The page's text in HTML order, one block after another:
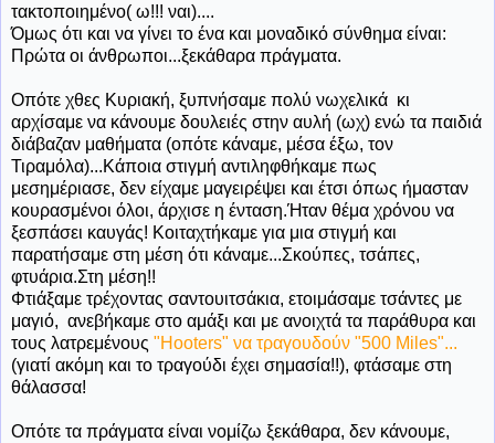
τακτοποιημένο( ω!!! ναι)....
Όμως ότι και να γίνει το ένα και μοναδικό σύνθημα είναι:
Πρώτα οι άνθρωποι...ξεκάθαρα πράγματα.
Οπότε χθες Κυριακή, ξυπνήσαμε πολύ νωχελικά κι
αρχίσαμε να κάνουμε δουλειές στην αυλή (ωχ) ενώ τα παιδιά
διάβαζαν μαθήματα (οπότε κάναμε, μέσα έξω, τον
Τιραμόλα)...Κάποια στιγμή αντιληφθήκαμε πως
μεσημέριασε, δεν είχαμε μαγειρέψει και έτσι όπως ήμασταν
κουρασμένοι όλοι, άρχισε η ένταση.Ήταν θέμα χρόνου να
ξεσπάσει καυγάς! Κοιταχτήκαμε για μια στιγμή και
παρατήσαμε στη μέση ότι κάναμε...Σκούπες, τσάπες,
φτυάρια.Στη μέση!!
Φτιάξαμε τρέχοντας σαντουιτσάκια, ετοιμάσαμε τσάντες με
μαγιό, ανεβήκαμε στο αμάξι και με ανοιχτά τα παράθυρα και
τους λατρεμένους "Hooters" να τραγουδούν "500 Miles"...
(γιατί ακόμη και το τραγούδι έχει σημασία!!), φτάσαμε στη
θάλασσα!
Οπότε τα πράγματα είναι νομίζω ξεκάθαρα, δεν κάνουμε,